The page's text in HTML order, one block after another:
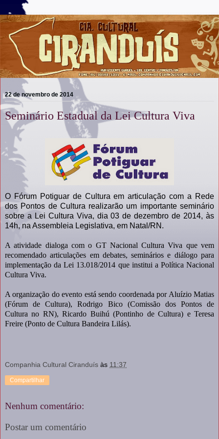
22 de novembro de 2014
Seminário Estadual da Lei Cultura Viva
O Fórum Potiguar de Cultura em articulação com a Rede
dos Pontos de Cultura realizarão um importante seminário
sobre a Lei Cultura Viva, dia 03 de dezembro de 2014, às
14h, na Assembleia Legislativa, em Natal/RN.
A atividade dialoga com o GT Nacional Cultura Viva que vem
recomendado articulações em debates, seminários e diálogo para
implementação da Lei 13.018/2014 que institui a Política Nacional
Cultura Viva.
A organização do evento está sendo coordenada por Aluízio Matias
(Fórum de Cultura), Rodrigo Bico (Comissão dos Pontos de
Cultura no RN), Ricardo Buihú (Pontinho de Cultura) e Teresa
Freire (Ponto de Cultura Bandeira Lilás).
Companhia Cultural Ciranduís às 11:37
Compartilhar
Nenhum comentário:
Postar um comentário